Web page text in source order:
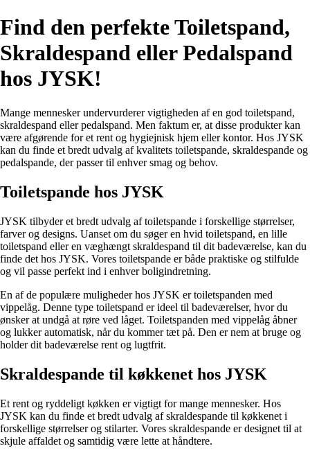
Find den perfekte Toiletspand,
Skraldespand eller Pedalspand
hos JYSK!
Mange mennesker undervurderer vigtigheden af en god toiletspand,
skraldespand eller pedalspand. Men faktum er, at disse produkter kan
være afgørende for et rent og hygiejnisk hjem eller kontor. Hos JYSK
kan du finde et bredt udvalg af kvalitets toiletspande, skraldespande og
pedalspande, der passer til enhver smag og behov.
Toiletspande hos JYSK
JYSK tilbyder et bredt udvalg af toiletspande i forskellige størrelser,
farver og designs. Uanset om du søger en hvid toiletspand, en lille
toiletspand eller en væghængt skraldespand til dit badeværelse, kan du
finde det hos JYSK. Vores toiletspande er både praktiske og stilfulde
og vil passe perfekt ind i enhver boligindretning.
En af de populære muligheder hos JYSK er toiletspanden med
vippelåg. Denne type toiletspand er ideel til badeværelser, hvor du
ønsker at undgå at røre ved låget. Toiletspanden med vippelåg åbner
og lukker automatisk, når du kommer tæt på. Den er nem at bruge og
holder dit badeværelse rent og lugtfrit.
Skraldespande til køkkenet hos JYSK
Et rent og ryddeligt køkken er vigtigt for mange mennesker. Hos
JYSK kan du finde et bredt udvalg af skraldespande til køkkenet i
forskellige størrelser og stilarter. Vores skraldespande er designet til at
skjule affaldet og samtidig være lette at håndtere.